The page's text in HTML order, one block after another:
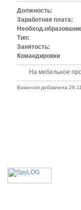
Должность:
Заработная плата:
Тип:
Занятость:
Командировки
На мебельное
Вакансия добавлена